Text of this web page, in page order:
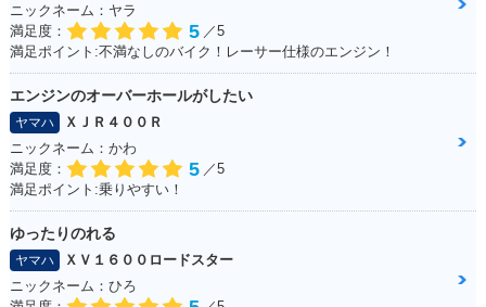
ニックネーム：ヤラ
満足度：
5 ／5
満足ポイント:不満なしのバイク！レーサー仕様のエンジン！
エンジンのオーバーホールがしたい
ヤマハ
ＸＪＲ４００Ｒ
ニックネーム：かわ
満足度：
5 ／5
満足ポイント:乗りやすい！
ゆったりのれる
ヤマハ
ＸＶ１６００ロードスター
ニックネーム：ひろ